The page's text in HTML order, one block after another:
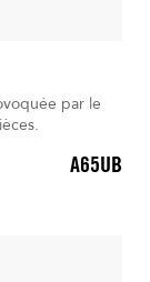
par le
A65UB